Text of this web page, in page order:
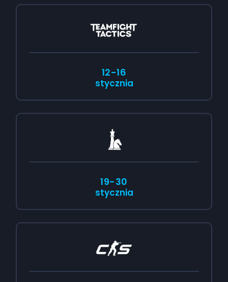
12-16
stycznia
19-30
stycznia